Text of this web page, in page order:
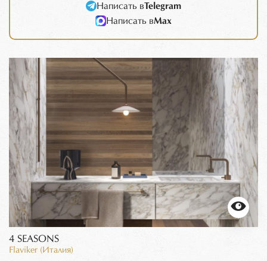
Написать вTelegram
Написать вMax
4 SEASONS
Flaviker (Италия)